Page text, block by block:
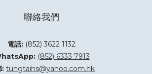
聯絡我們
電話: (852) 3622 1132
(852) 6333 7913
: tungtaihs@yahoo.com.hk